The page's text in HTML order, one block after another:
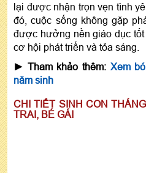
lại được nhận trọn vẹn tình
đó, cuộc sống không gặp
được hưởng nền giáo dục
cơ hội phát triển và tỏa sáng.
► Tham khảo thêm: Xem
năm sinh
CHI TIẾT SINH CON
TRAI, BÉ GÁI